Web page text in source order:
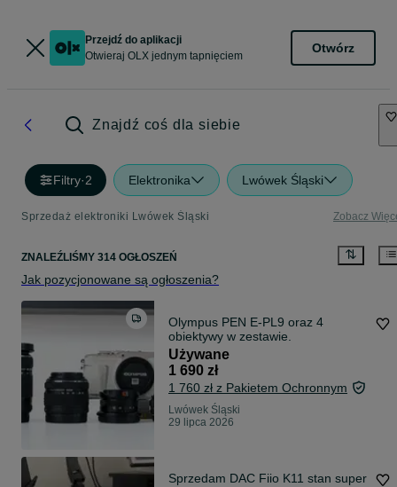
Przejdź do aplikacji
Otwieraj OLX jednym tapnięciem
Otwórz
Znajdź coś dla siebie
Filtry·2 Elektronika Lwówek Śląski
Sprzedaż elektroniki Lwówek Śląski Zobacz
ZNALEŹLIŚMY 314 OGŁOSZEŃ
Jak pozycjonowane są ogłoszenia?
Olympus PEN E-PL9 oraz 4
obiektywy w zestawie.
Używane
1 690 zł
1 760 zł z Pakietem Ochronnym
Lwówek Śląski
29 lipca 2026
Sprzedam DAC Fiio K11 stan super